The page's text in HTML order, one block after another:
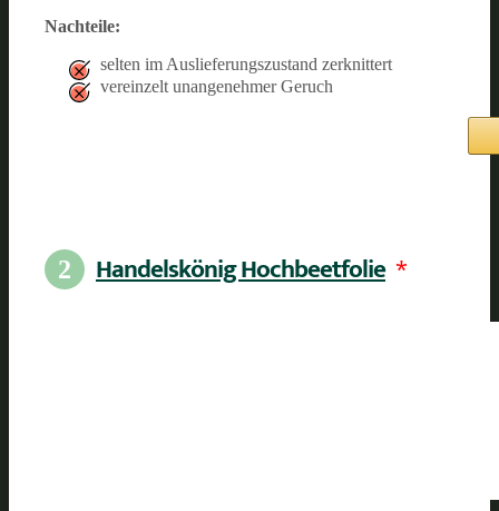
Nachteile:
selten im Auslieferungszustand zerknittert
vereinzelt unangenehmer Geruch
2 Handelskönig Hochbeetfolie *